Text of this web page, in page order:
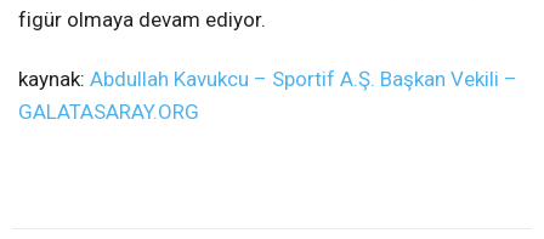
figür olmaya devam ediyor.
kaynak: Abdullah Kavukcu – Sportif A.Ş. Başkan Vekili –
GALATASARAY.ORG